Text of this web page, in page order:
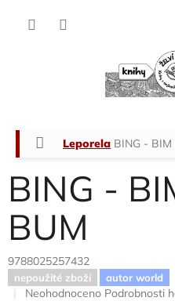
Domů
Leporela BING - BIM
BING -
BUM
9788025257432
nepoužité zboží autor world
Průměrné
Neohodnoceno Podrobnosti